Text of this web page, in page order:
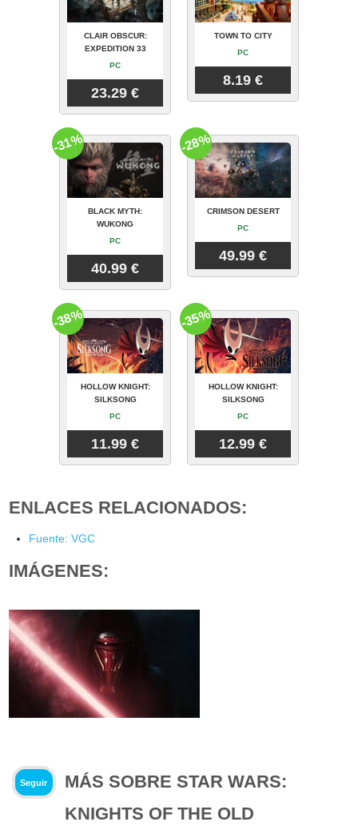
CLAIR OBSCUR:
EXPEDITION 33
PC
23.29 €
TOWN TO CITY
PC
8.19 €
BLACK MYTH:
WUKONG
PC
40.99 €
-31%
CRIMSON DESERT
PC
49.99 €
-28%
HOLLOW KNIGHT:
SILKSONG
PC
11.99 €
-38%
HOLLOW KNIGHT:
SILKSONG
PC
12.99 €
-35%
ENLACES RELACIONADOS:
Fuente: VGC
IMÁGENES:
Seguir
MÁS SOBRE STAR WARS:
KNIGHTS OF THE OLD